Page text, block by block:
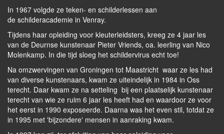
In 1967 volgde ze teken- en schilderlessen aan
de schilderacademie in Venray.
Tijdens haar opleiding voor kleuterleidsters, kreeg ze 4 jaar les
van de Deurnse kunstenaar Pieter Vriends, oa. leerling van Nico
Molenkamp. In die tijd sloeg het schildervirus echt toe!
Na omzwervingen van Groningen tot Maastricht waar ze les had
van diverse kunstenaars, kwam ze uiteindelijk in 1984 in Oss
terecht. Daar kwam ze na setteling bij een plaatselijk kunstenaar
terecht van wie ze ruim 6 jaar les heeft had en waardoor ze voor
het eerst in 1990 exposeerde. Daarna was het even stil, totdat ze
in 1995 met 'bijzondere' mensen in aanraking kwam.